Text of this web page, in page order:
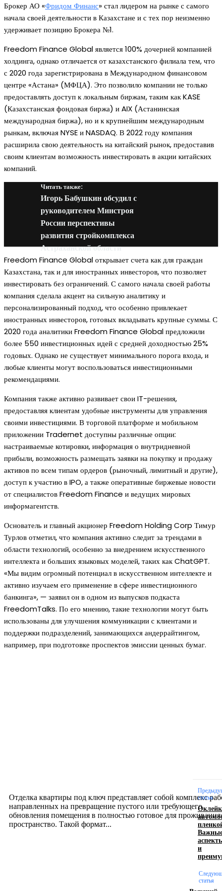
Брокер АО «Фридом Финанс» стал лидером на рынке с самого
начала своей деятельности в Казахстане и с тех пор неизменно
удерживает позицию Брокера №1.
Freedom Finance Global является 100% дочерней компанией
холдинга, однако отличается от казахстанского филиала тем, что
с 2020 года зарегистрирована в Международном финансовом
центре «Астана» (МФЦА). Это позволило компании не только
предоставлять доступ к локальным биржам, таким как KASE
(Казахстанская фондовая биржа) и AIX (Астанинская
международная биржа), но и к крупнейшим международным
рынкам, включая NYSE и NASDAQ. В 2022 году компания
расширила свою деятельность на китайский рынок, предоставив
своим клиентам возможность инвестировать в акции китайских
компаний.
Читать также:
Игорь Бабушкин обсудил с
руководителем Минстроя
России перспективы
развития стройкомплекса
Астраханской области
Freedom Finance Global открывает счета как для граждан
Казахстана, так и для иностранных инвесторов, что позволяет
инвестировать без ограничений. С самого начала своей работы
компания сделала акцент на сильную аналитику и
персонализированный подход, что особенно привлекает
иностранных инвесторов, готовых вкладывать крупные суммы. С
2020 года аналитики Freedom Finance Global предложили
более 550 инвестиционных идей с средней доходностью 25%
годовых. Однако не существует минимального порога входа, и
любые клиенты могут воспользоваться инвестиционными
рекомендациями.
Компания также активно развивает свои IT-решения,
предоставляя клиентам удобные инструменты для управления
своими инвестициями. В торговой платформе и мобильном
приложении Tradernet доступны различные опции:
настраиваемые котировки, информация о внутридневной
прибыли, возможность размещать заявки на покупку и продажу
активов по всем типам ордеров (рыночный, лимитный и другие),
доступ к участию в IPO, а также оперативные биржевые новости
от специалистов Freedom Finance и ведущих мировых
информагентств.
Основатель и главный акционер Freedom Holding Corp Тимур
Турлов отметил, что компания активно следит за трендами в
области технологий, особенно за внедрением искусственного
интеллекта и больших языковых моделей, таких как ChatGPT.
«Мы видим огромный потенциал в искусственном интеллекте и
активно изучаем его применение в сфере инвестиционного
банкинга», — заявил он в одном из выпусков подкаста
FreedomTalks. По его мнению, такие технологии могут быть
использованы для улучшения коммуникации с клиентами и
поддержки подразделений, занимающихся андеррайтингом,
например, при подготовке проспектов эмиссии ценных бумаг.
Отделка квартиры под ключ представляет собой комплекс
направленных на превращение пустого или требующего
обновления помещения в полностью готовое для проживания
пространство. Такой формат...
статья
и
статья